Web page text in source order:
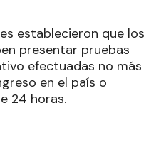
establecieron que los
presentar pruebas
efectuadas no más
en el país o
24 horas.